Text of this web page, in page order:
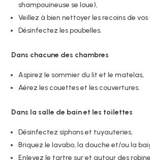
shampouineuse se loue),
Veillez à bien nettoyer les recoins de vos
Désinfectez les poubelles.
Dans chacune des chambres
Aspirez le sommier du lit et le matelas,
Aérez les couettes et les couvertures.
Dans la salle de bain et les toilettes
Désinfectez siphons et tuyauteries,
Briquez le lavabo, la douche et/ou la
Enlevez le tartre sur et autour des